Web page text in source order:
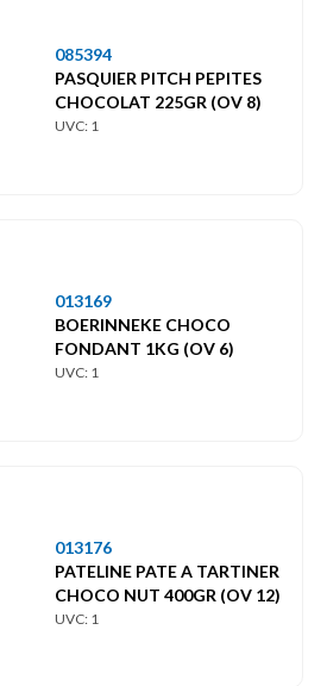
085394
PASQUIER PITCH PEPITES
CHOCOLAT 225GR (OV 8)
UVC: 1
013169
BOERINNEKE CHOCO
FONDANT 1KG (OV 6)
UVC: 1
013176
PATELINE PATE A TARTINER
CHOCO NUT 400GR (OV 12)
UVC: 1